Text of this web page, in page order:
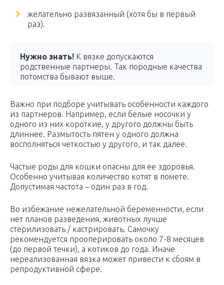
желательно развязанный (хотя бы в первый
раз).
Нужно знать! К вязке допускаются
родственные партнеры. Так породные качества
потомства бывают выше.
Важно при подборе учитывать особенности каждого
из партнеров. Например, если белые носочки у
одного из них короткие, у другого должны быть
длиннее. Размытость пятен у одного должна
восполняться четкостью у другого, и так далее.
Частые роды для кошки опасны для ее здоровья.
Особенно учитывая количество котят в помете.
Допустимая частота – один раз в год.
Во избежание нежелательной беременности, если
нет планов разведения, животных лучше
стерилизовать / кастрировать. Самочку
рекомендуется прооперировать около 7-8 месяцев
(до первой течки), а котиков до года. Иначе
нереализованная вязка может привести к сбоям в
репродуктивной сфере.